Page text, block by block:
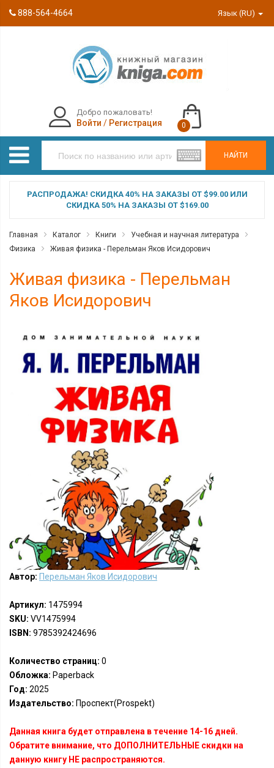
888-564-4664 Язык (RU)
НАЙТИ
Добро пожаловать!
Войти / Регистрация 0
РАСПРОДАЖА! СКИДКА 40% НА ЗАКАЗЫ ОТ $99.00 ИЛИ
СКИДКА 50% НА ЗАКАЗЫ ОТ $169.00
Главная Каталог Книги
Учебная и научная литература
Физика
Живая физика - Перельман Яков Исидорович
Живая физика - Перельман
Яков Исидорович
Автор: Перельман Яков Исидорович
Артикул: 1475994
SKU: VV1475994
ISBN: 9785392424696
Количество страниц: 0
Обложка: Paperback
Год: 2025
Издательство: Проспект(Prospekt)
Данная книга будет отправлена в течение 14-16 дней.
Обратите внимание, что ДОПОЛНИТЕЛЬНЫЕ скидки на
данную книгу НЕ распространяются.